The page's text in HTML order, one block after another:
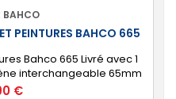
BAHCO
PEINTURES BAHCO 665
Bahco 665 Livré avec 1
interchangeable 65mm
une durabilité de vie
€